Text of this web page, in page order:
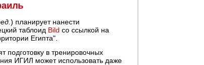
) планирует нанести
таблоид Bild со ссылкой на
Египта".
подготовку в тренировочных
ИГИЛ может использовать даже